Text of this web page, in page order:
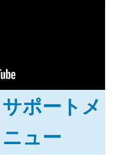
サポートメ
ニュー